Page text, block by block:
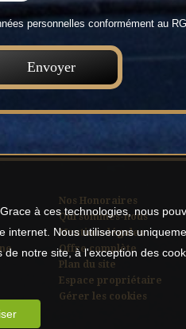
personnelles conformément au
Nos Honoraires
Qui sommes-nous
Mentions légales
Offre complète
Plan du site
Espace propriétaire
Gérer les cookies
à ces technologies, nous
Nous utiliserons
notre site, à l'exception des